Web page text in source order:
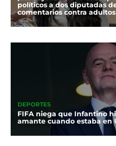
políticos a dos diputadas
comentarios contra
DEPORTES
FIFA niega que Infantino
amante cuando estaba en